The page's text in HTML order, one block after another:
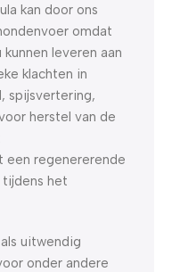
kan door ons
omdat
leveren aan
klachten in
spijsvertering,
herstel van de
een regenererende
tijdens het
uitwendig
onder andere